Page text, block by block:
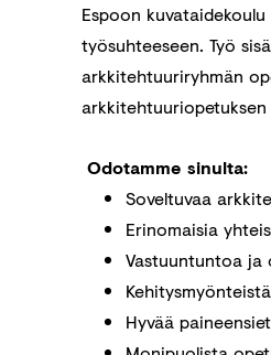
Espoon kuvataidekoulu
työsuhteeseen. Työ
arkkitehtuuriryhmän
Odotamme sinulta:
Soveltuvaa
Erinomaisia
Vastuuntuntoa
Hyvää